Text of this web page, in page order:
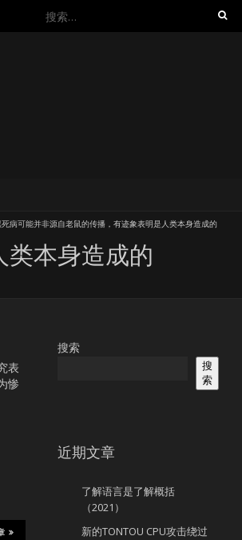
搜
病可能并非源自老鼠的传播，有迹象表明是人类本身造成的
本身造成的
表
惨
搜索
搜
索
近期文章
了解语言是了解概括
（2021）
新的TONTOU CPU攻击绕过